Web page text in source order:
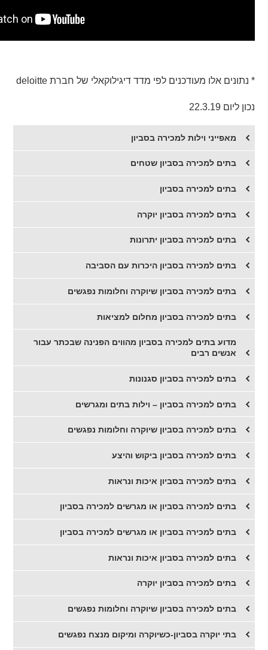
* נתונים אלו מעודכנים לפי מדד דיגילוקאלי של חברתdeloitte
נכון ליום 22.3.19
מאפייני וילות למכירה בסביון
בתים למכירה בסביון שטחים
בתים למכירה בסביון
​בתים למכירה בסביון יוקרה
​בתים למכירה בסביון יתרונות
בתים למכירה בסביון היכרות עם הסביבה
בתים למכירה בסביון שיוקרה וחלומות נפגשים
בתים למכירה בסביון מחלום למציאות
מדוע בתים למכירה בסביון מהווים הפנינה שבכתר עבור
אנשים רבים
בתים למכירה בסביון סגנונות
בתים למכירה בסביון – וילות בתים ומגרשים
בתים למכירה בסביון שיוקרה וחלומות נפגשים
בתים למכירה בסביון ביקוש והיצע
בתים למכירה בסביון איכות ונראות
בתים למכירה בסביון או מגרשים למכירה בסביון
בתים למכירה בסביון או מגרשים למכירה בסביון
בתים למכירה בסביון איכות ונראות
בתים למכירה בסביון יוקרה
בתים למכירה בסביון שיוקרה וחלומות נפגשים
בתי יוקרה בסביון-כשיוקרה ומיקום מנצח נפגשים